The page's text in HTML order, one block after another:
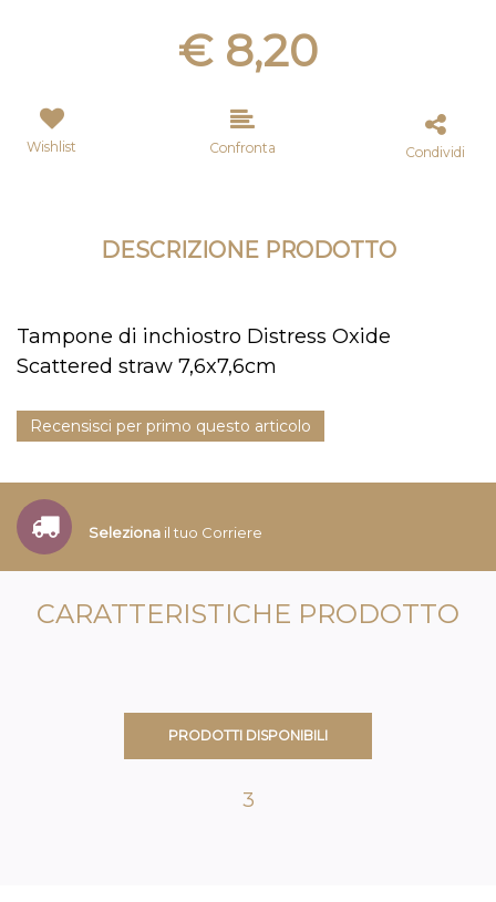
€ 8,20
Wishlist Confronta Condividi
DESCRIZIONE PRODOTTO
Tampone di inchiostro Distress Oxide
Scattered straw 7,6x7,6cm
Recensisci per primo questo articolo
Seleziona il tuo Corriere
CARATTERISTICHE PRODOTTO
PRODOTTI DISPONIBILI
3